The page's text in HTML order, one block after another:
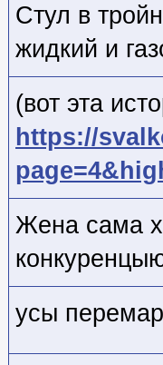
Стул в
жидкий и
(вот эта
https://
Жена сама
усы